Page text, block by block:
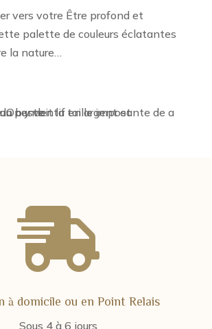
vers votre Être profond et
palette de couleurs éclatantes
la nature…

à domicile ou en Point Relais
Sous 4 à 6 jours